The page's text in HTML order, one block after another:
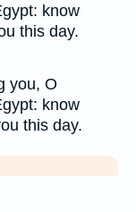
know
this day.
you, O
know
this day.